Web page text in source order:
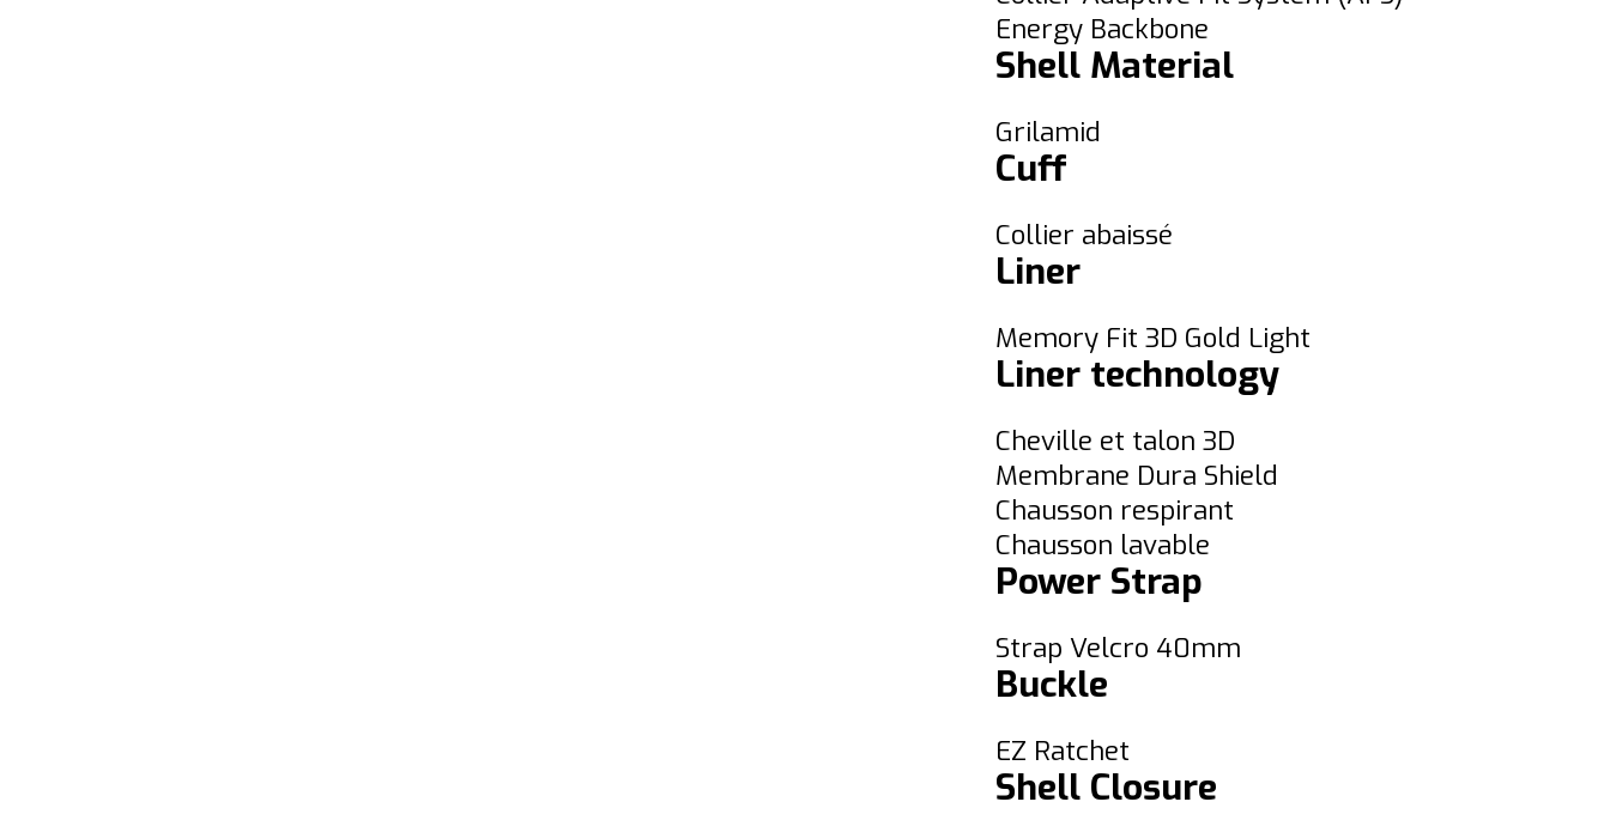
Energy Backbone
Shell Material
Grilamid
Cuff
Collier abaissé
Liner
Memory Fit 3D Gold Light
Liner technology
Cheville et talon 3D
Membrane Dura Shield
Chausson respirant
Chausson lavable
Power Strap
Strap Velcro 40mm
Buckle
EZ Ratchet
Shell Closure